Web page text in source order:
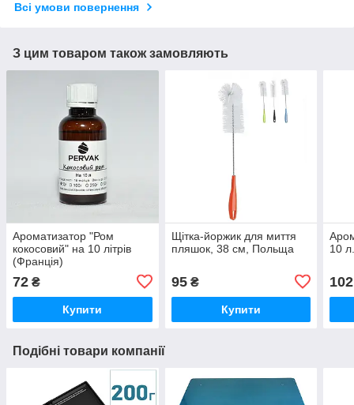
Всі умови повернення
З цим товаром також замовляють
Ароматизатор "Ром
кокосовий" на 10 літрів
(Франція)
72 ₴
Купити
Щітка-йоржик для миття
пляшок, 38 см, Польща
95₴
Купити
10
102
Подібні товари компанії